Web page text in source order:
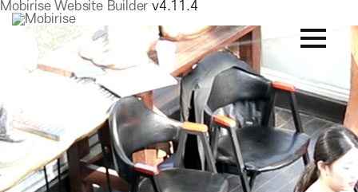
Mobirise Website Builder v4.11.4